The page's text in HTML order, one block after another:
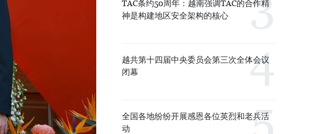
TAC条约50周年：越南强调TAC的合作精
神是构建地区安全架构的核心
越共第十四届中央委员会第三次全体会议
闭幕
全国各地纷纷开展感恩各位英烈和老兵活
动